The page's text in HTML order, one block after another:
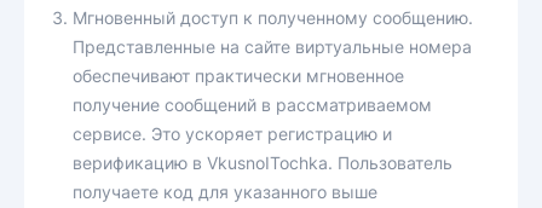
Мгновенный доступ к полученному сообщению.
Представленные на сайте виртуальные номера
обеспечивают практически мгновенное
получение сообщений в рассматриваемом
сервисе. Это ускоряет регистрацию и
верификацию в VkusnoITochka. Пользователь
получаете код для указанного выше